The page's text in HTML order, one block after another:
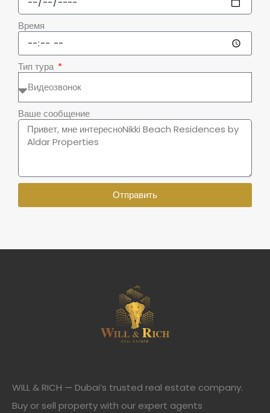
Время
Тип тура
Ваше сообщение
Отправить
WILL & RICH — Dubai’s trusted real estate company.
Buy or sell property with our expert agents